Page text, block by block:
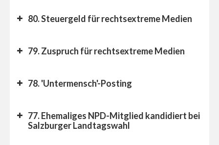
80. Steuergeld für rechtsextreme Medien
79. Zuspruch für rechtsextreme Medien
78. 'Untermensch'-Posting
77. Ehemaliges NPD-Mitglied kandidiert bei
Salzburger Landtagswahl